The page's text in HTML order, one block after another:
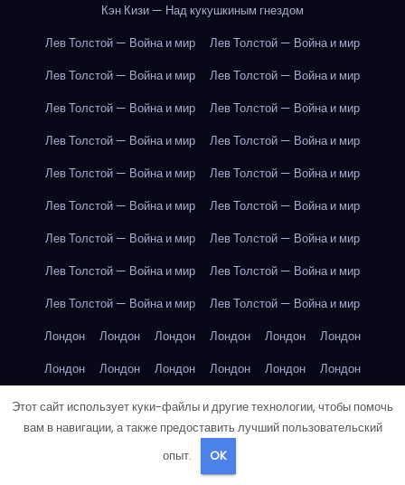
Кэн Кизи — Над кукушкиным гнездом
Лев Толстой — Война и мир
Лев Толстой — Война и мир
Лев Толстой — Война и мир
Лев Толстой — Война и мир
Лев Толстой — Война и мир
Лев Толстой — Война и мир
Лев Толстой — Война и мир
Лев Толстой — Война и мир
Лев Толстой — Война и мир
Лев Толстой — Война и мир
Лев Толстой — Война и мир
Лев Толстой — Война и мир
Лев Толстой — Война и мир
Лев Толстой — Война и мир
Лев Толстой — Война и мир
Лев Толстой — Война и мир
Лев Толстой — Война и мир
Лев Толстой — Война и мир
Лондон
Лондон Лондон Лондон Лондон
Лондон
Лондон
Лондон Лондон Лондон Лондон
Лондон
Лондон
Лондон Лондон Лондон Лондон
Лондон
Лондон
Лондон Лондон Лондон
Лос-Анджелес
Этот сайт использует куки-файлы и другие технологии, чтобы помочь
вам в навигации, а также предоставить лучший пользовательский
опыт.
OK